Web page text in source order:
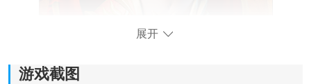
展开
游戏截图